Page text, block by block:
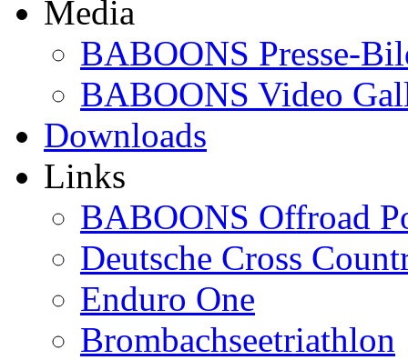
Media
BABOONS Presse-
BABOONS Video
Downloads
Links
BABOONS Offroad
Deutsche Cross
Enduro One
Brombachseetriathlon